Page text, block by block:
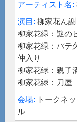
柳家花ん
柳家花緑：謎の
柳家花緑：パテ
仲入り
柳家花緑：親子
柳家花緑：刀屋
トークネ
ル